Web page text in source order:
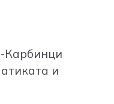
Карбинци
и